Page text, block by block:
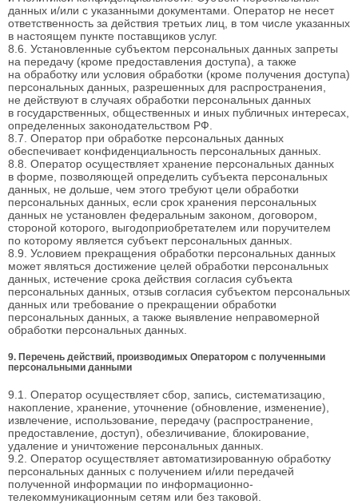
данных и/или с указанными документами. Оператор не несет
ответственность за действия третьих лиц, в том числе указанных
в настоящем пункте поставщиков услуг.
8.6. Установленные субъектом персональных данных запреты
на передачу (кроме предоставления доступа), а также
на обработку или условия обработки (кроме получения доступа)
персональных данных, разрешенных для распространения,
не действуют в случаях обработки персональных данных
в государственных, общественных и иных публичных интересах,
определенных законодательством РФ.
8.7. Оператор при обработке персональных данных
обеспечивает конфиденциальность персональных данных.
8.8. Оператор осуществляет хранение персональных данных
в форме, позволяющей определить субъекта персональных
данных, не дольше, чем этого требуют цели обработки
персональных данных, если срок хранения персональных
данных не установлен федеральным законом, договором,
стороной которого, выгодоприобретателем или поручителем
по которому является субъект персональных данных.
8.9. Условием прекращения обработки персональных данных
может являться достижение целей обработки персональных
данных, истечение срока действия согласия субъекта
персональных данных, отзыв согласия субъектом персональных
данных или требование о прекращении обработки
персональных данных, а также выявление неправомерной
обработки персональных данных.
9. Перечень действий, производимых Оператором с полученными
персональными данными
9.1. Оператор осуществляет сбор, запись, систематизацию,
накопление, хранение, уточнение (обновление, изменение),
извлечение, использование, передачу (распространение,
предоставление, доступ), обезличивание, блокирование,
удаление и уничтожение персональных данных.
9.2. Оператор осуществляет автоматизированную обработку
персональных данных с получением и/или передачей
полученной информации по информационно-
телекоммуникационным сетям или без таковой.